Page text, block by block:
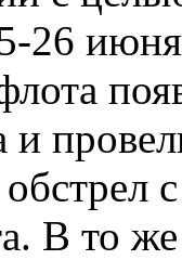
26
и
В то